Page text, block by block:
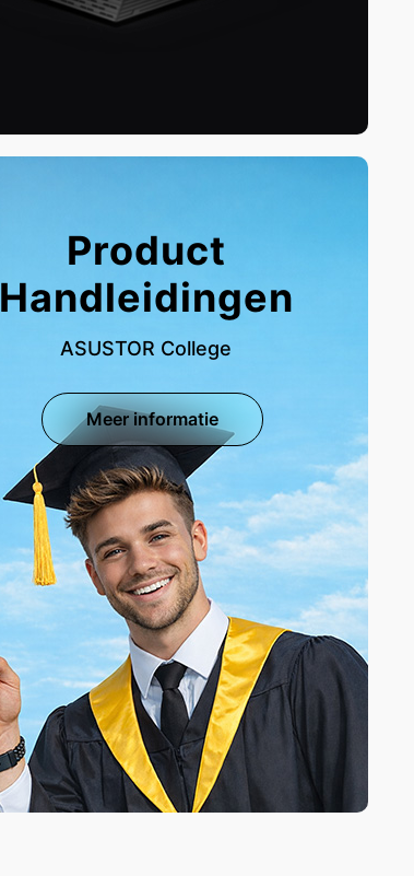
Product
Handleidingen
ASUSTOR College
Meer informatie